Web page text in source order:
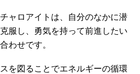
ャロアイトは、自分のなかに潜
服し、勇気を持って前進したい
わせです。
を図ることでエネルギーの循環